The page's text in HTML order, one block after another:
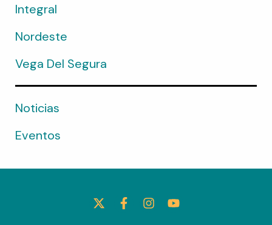
Integral
Nordeste
Vega Del Segura
Noticias
Eventos
- A N O